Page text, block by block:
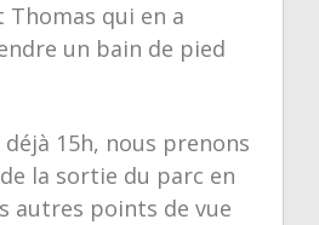
Thomas qui en a
un bain de pied
15h, nous prenons
la sortie du parc en
autres points de vue